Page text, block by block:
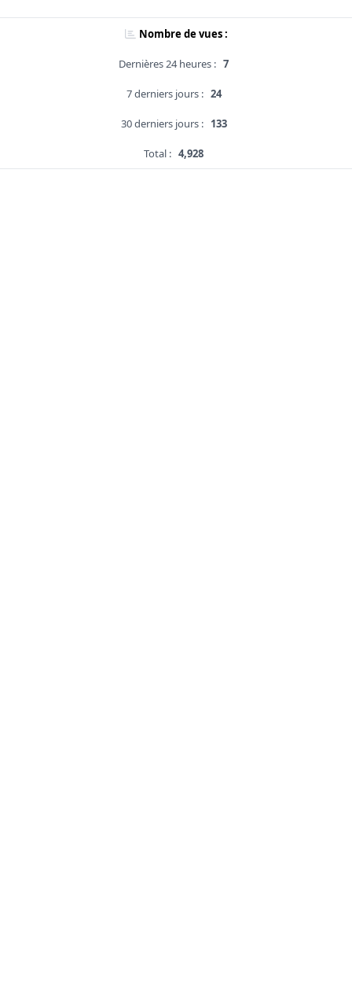
Nombre de vues :
Dernières 24 heures : 7
7 derniers jours : 24
30 derniers jours : 133
Total : 4,928